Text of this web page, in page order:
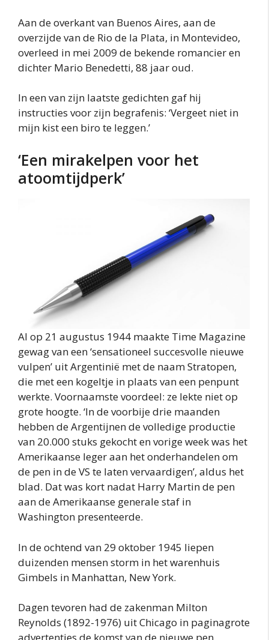
Aan de overkant van Buenos Aires, aan de
overzijde van de Rio de la Plata, in Montevideo,
overleed in mei 2009 de bekende romancier en
dichter Mario Benedetti, 88 jaar oud.
In een van zijn laatste gedichten gaf hij
instructies voor zijn begrafenis: ‘Vergeet niet in
mijn kist een biro te leggen.’
‘Een mirakelpen voor het
atoomtijdperk’
Al op 21 augustus 1944 maakte Time Magazine
gewag van een ‘sensationeel succesvolle nieuwe
vulpen’ uit Argentinië met de naam Stratopen,
die met een kogeltje in plaats van een penpunt
werkte. Voornaamste voordeel: ze lekte niet op
grote hoogte. ‘In de voorbije drie maanden
hebben de Argentijnen de volledige productie
van 20.000 stuks gekocht en vorige week was het
Amerikaanse leger aan het onderhandelen om
de pen in de VS te laten vervaardigen’, aldus het
blad. Dat was kort nadat Harry Martin de pen
aan de Amerikaanse generale staf in
Washington presenteerde.
In de ochtend van 29 oktober 1945 liepen
duizenden mensen storm in het warenhuis
Gimbels in Manhattan, New York.
Dagen tevoren had de zakenman Milton
Reynolds (1892-1976) uit Chicago in paginagrote